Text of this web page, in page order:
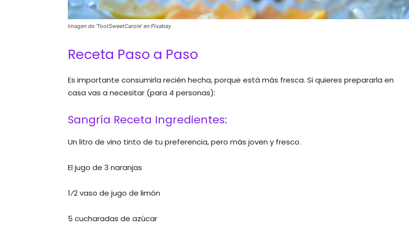
Imagen de ‘TootSweetCarole’ en Pixabay
Receta Paso a Paso
Es importante consumirla recién hecha, porque está más fresca. Si quieres prepararla en
casa vas a necesitar (para 4 personas):
Sangría Receta Ingredientes:
Un litro de vino tinto de tu preferencia, pero más joven y fresco.
El jugo de 3 naranjas
1⁄2 vaso de jugo de limón
5 cucharadas de azúcar